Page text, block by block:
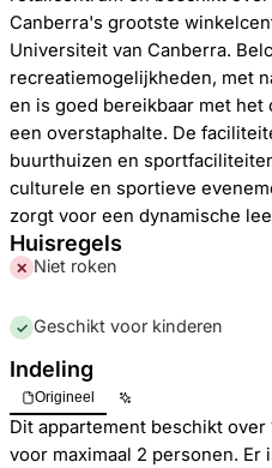
Canberra's grootste
Universiteit van Canberra.
recreatiemogelijkheden, met
en is goed bereikbaar met
een overstaphalte. De
buurthuizen en
culturele en sportieve
zorgt voor een dynamische
Huisregels
✕ Niet roken
✓ Geschikt voor kinderen
Indeling
Origineel
Dit appartement beschikt
voor maximaal 2 personen. Er